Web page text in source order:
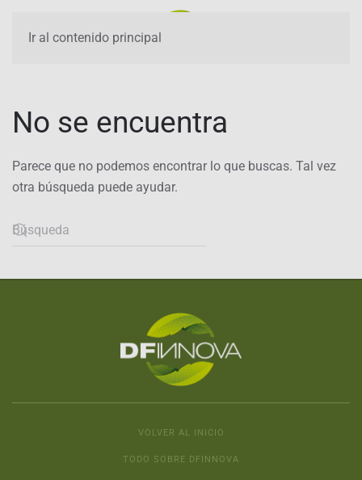
Ir al contenido principal
No se encuentra
Parece que no podemos encontrar lo que buscas. Tal vez
otra búsqueda puede ayudar.
VOLVER AL INICIO
TODO SOBRE DFINNOVA